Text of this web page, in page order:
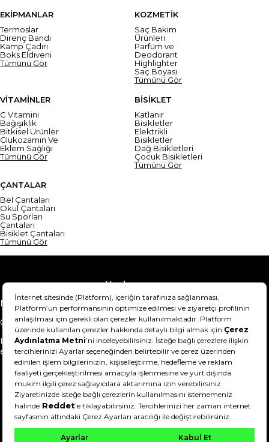
EKİPMANLAR
Termoslar
Direnç Bandı
Kamp Çadırı
Boks Eldiveni
Tümünü Gör
KOZMETİK
Saç Bakım
Ürünleri
Parfüm ve
Deodorant
Highlighter
Saç Boyası
Tümünü Gör
VİTAMİNLER
C Vitamini
Bağışıklık
Bitkisel Ürünler
Glukozamin Ve
Eklem Sağlığı
Tümünü Gör
BİSİKLET
Katlanır
Bisikletler
Elektrikli
Bisikletler
Dağ Bisikletleri
Çocuk Bisikletleri
Tümünü Gör
ÇANTALAR
Bel Çantaları
Okul Çantaları
Su Sporları
Çantaları
Bisiklet Çantaları
Tümünü Gör
Yardım
Mesafeli Satış Sözleşmesi
Teslimat Bilgisi
Gizlilik Sözleşmesi
Şartlar & Koşullar
Ürünümü nasıl iade
edebilirim?
Hakkımızda
DeFactoFIT ©️ 2022-2026. Tüm hakları saklıdır.